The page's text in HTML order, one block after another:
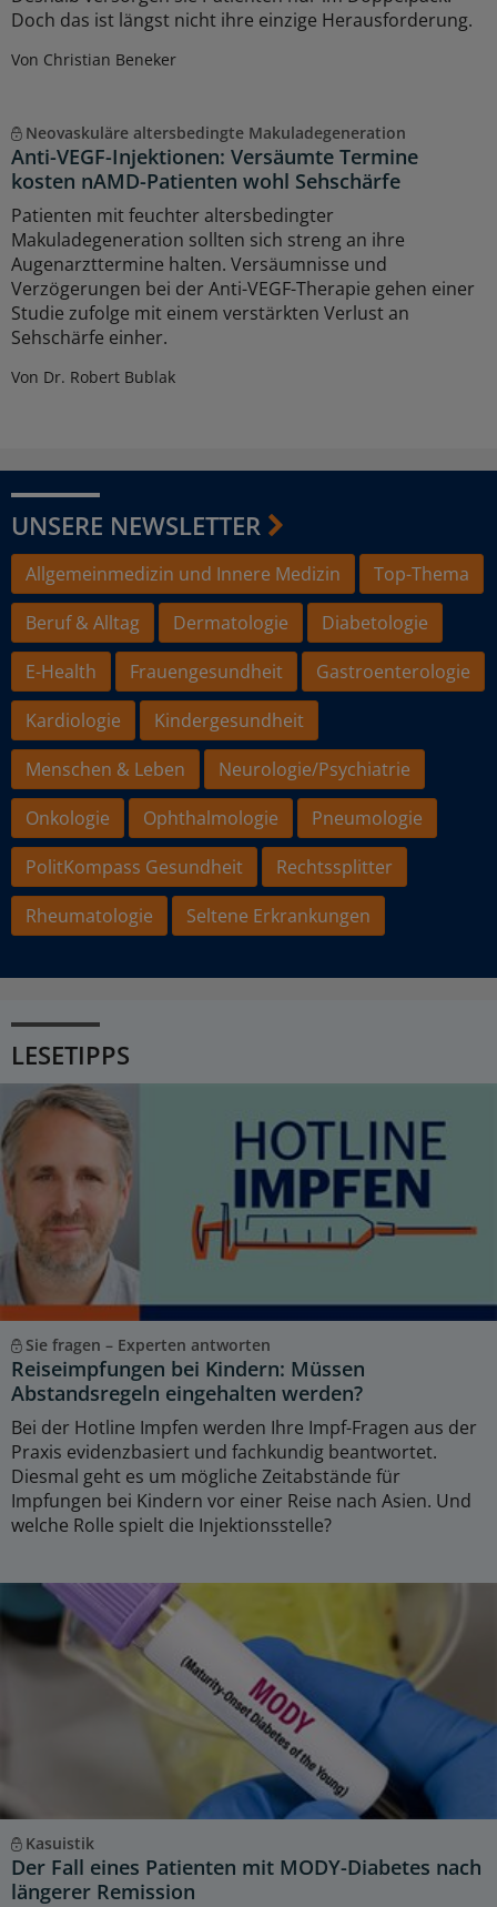
Doch das ist längst nicht ihre einzige Herausforderung.
Von Christian Beneker
Neovaskuläre altersbedingte Makuladegeneration
Anti-VEGF-Injektionen: Versäumte Termine
kosten nAMD-Patienten wohl Sehschärfe
Patienten mit feuchter altersbedingter
Makuladegeneration sollten sich streng an ihre
Augenarzttermine halten. Versäumnisse und
Verzögerungen bei der Anti-VEGF-Therapie gehen einer
Studie zufolge mit einem verstärkten Verlust an
Sehschärfe einher.
Von Dr. Robert Bublak
UNSERE NEWSLETTER
Allgemeinmedizin und Innere Medizin
Top-Thema
Beruf & Alltag
Dermatologie
Diabetologie
E-Health
Frauengesundheit
Gastroenterologie
Kardiologie
Kindergesundheit
Menschen & Leben
Neurologie/Psychiatrie
Onkologie
Ophthalmologie
Pneumologie
PolitKompass Gesundheit
Rechtssplitter
Rheumatologie
Seltene Erkrankungen
LESETIPPS
Sie fragen – Experten antworten
Reiseimpfungen bei Kindern: Müssen
Abstandsregeln eingehalten werden?
Bei der Hotline Impfen werden Ihre Impf-Fragen aus der
Praxis evidenzbasiert und fachkundig beantwortet.
Diesmal geht es um mögliche Zeitabstände für
Impfungen bei Kindern vor einer Reise nach Asien. Und
welche Rolle spielt die Injektionsstelle?
Kasuistik
Der Fall eines Patienten mit MODY-Diabetes nach
längerer Remission